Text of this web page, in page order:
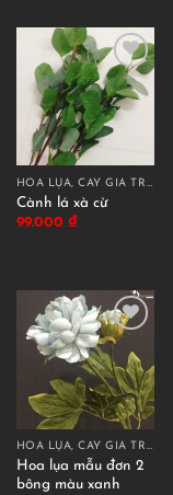
HOA LỤA, CÂY GIẢ TRANG TRÍ CAO CẤP
Cành lá xà cừ
99.000 ₫
HOA LỤA, CÂY GIẢ TRANG TRÍ CAO CẤP
Hoa lụa mẫu đơn 2
bông màu xanh